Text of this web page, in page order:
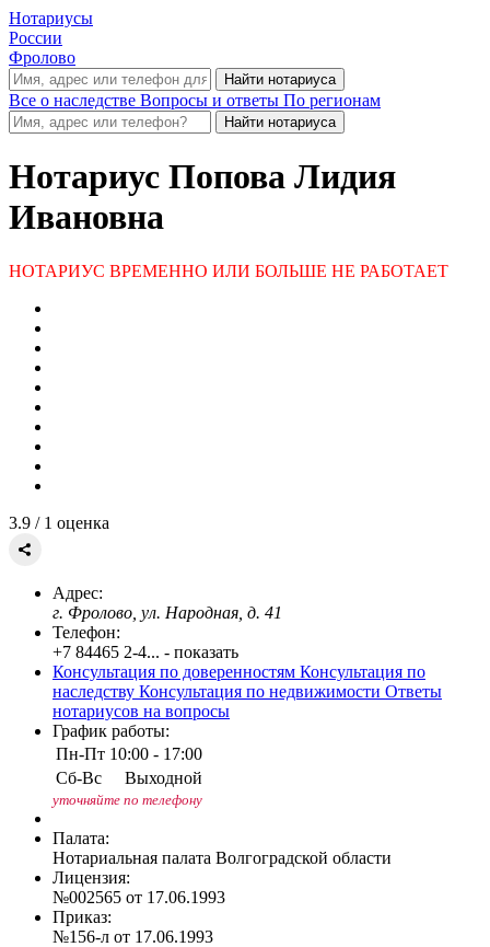
Нотариусы
России
Фролово
Все о наследстве Вопросы и ответы По регионам
Нотариус Попова Лидия
Ивановна
НОТАРИУС ВРЕМЕННО ИЛИ БОЛЬШЕ НЕ РАБОТАЕТ
3.9 / 1 оценка
Адрес:
г. Фролово, ул. Народная, д. 41
Телефон:
+7 84465 2-4... - показать
Консультация по доверенностям Консультация по
наследству Консультация по недвижимости Ответы
нотариусов на вопросы
График работы:
Пн-Пт 10:00 - 17:00
Сб-Вс
Выходной
уточняйте по телефону
Палата:
Нотариальная палата Волгоградской области
Лицензия:
№002565 от 17.06.1993
Приказ:
№156-л от 17.06.1993